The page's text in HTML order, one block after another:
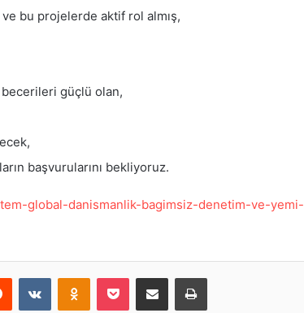
bu projelerde aktif rol almış,
güçlü olan,
başvurularını bekliyoruz.
global-danismanlik-bagimsiz-denetim-ve-yemi-